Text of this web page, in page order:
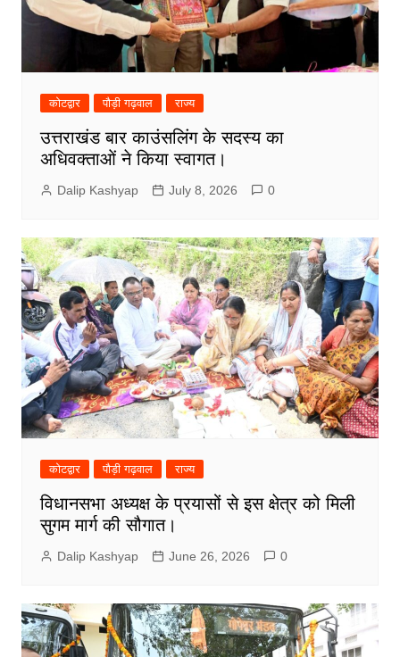
कोटद्वार पौड़ी गढ़वाल राज्य
उत्तराखंड बार काउंसलिंग के सदस्य का
अधिवक्ताओं ने किया स्वागत।
Dalip Kashyap July 8, 2026 0
कोटद्वार पौड़ी गढ़वाल राज्य
विधानसभा अध्यक्ष के प्रयासों से इस क्षेत्र को मिली
सुगम मार्ग की सौगात।
Dalip Kashyap June 26, 2026 0